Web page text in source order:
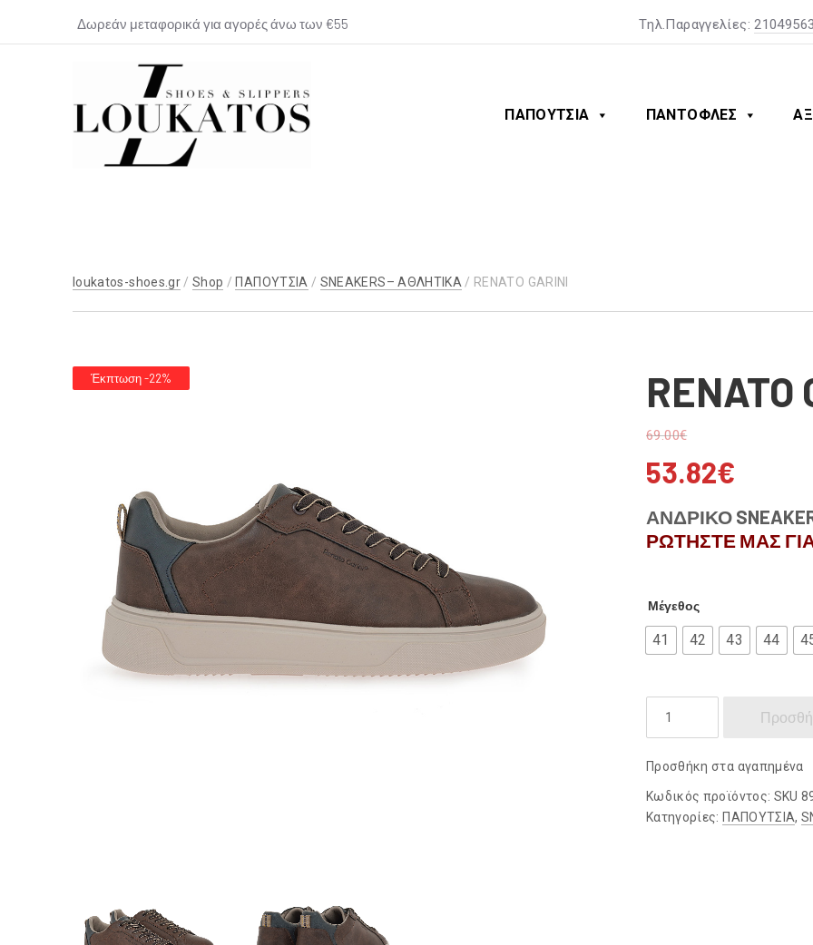
Δωρεάν μεταφορικά για αγορές άνω των €55 Tηλ.Παραγγελίες:
loukatos-
shoes.gr
ΠΑΠΟΥΤΣΙΑ ΠΑΝΤΟΦΛΕΣ
loukatos-shoes.gr/Shop / ΠΑΠΟΥΤΣΙΑ / SNEAKERS– ΑΘΛΗΤΙΚΑ / RENATO GARINI
Έκπτωση -22% RENATO
69.00€
53.82€
ΑΝΔΡΙΚΟ
ΡΩΤΗΣΤΕ ΜΑΣ
Μέγεθος
41 42 43 44
GARINI
Προσθήκη στα αγαπημένα
Κωδικός προϊόντος: SKU
Κατηγορίες: ΠΑΠΟΥΤΣΙΑ,